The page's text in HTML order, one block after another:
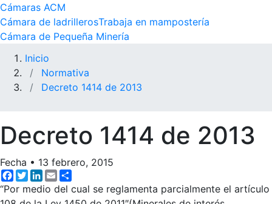
Cámaras ACM
Cámara de ladrillerosTrabaja en mampostería
Cámara de Pequeña Minería
Inicio
Normativa
Decreto 1414 de 2013
Decreto 1414 de 2013
Fecha • 13 febrero, 2015
Facebook
TwitterLinkedIn
Email
“Por medio del cual se reglamenta parcialmente el artículo